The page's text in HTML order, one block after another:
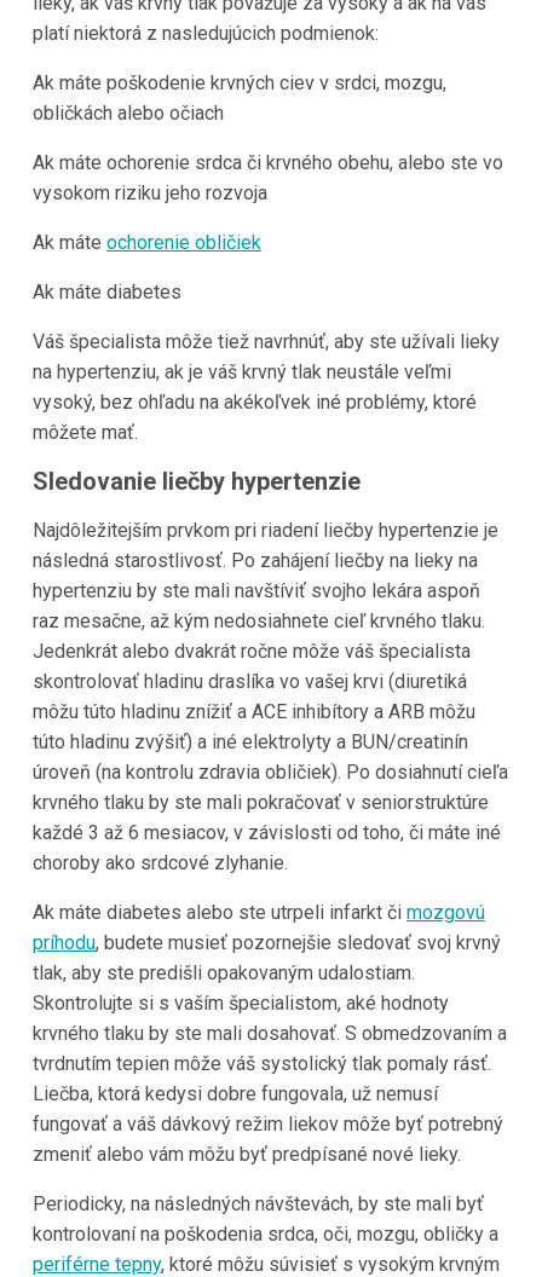
platí niektorá z nasledujúcich podmienok:
Ak máte poškodenie krvných ciev v srdci, mozgu,
obličkách alebo očiach
Ak máte ochorenie srdca či krvného obehu, alebo ste vo
vysokom riziku jeho rozvoja
Ak máte ochorenie obličiek
Ak máte diabetes
Váš špecialista môže tiež navrhnúť, aby ste užívali lieky
na hypertenziu, ak je váš krvný tlak neustále veľmi
vysoký, bez ohľadu na akékoľvek iné problémy, ktoré
môžete mať.
Sledovanie liečby hypertenzie
Najdôležitejším prvkom pri riadení liečby hypertenzie je
následná starostlivosť. Po zahájení liečby na lieky na
hypertenziu by ste mali navštíviť svojho lekára aspoň
raz mesačne, až kým nedosiahnete cieľ krvného tlaku.
Jedenkrát alebo dvakrát ročne môže váš špecialista
skontrolovať hladinu draslíka vo vašej krvi (diuretiká
môžu túto hladinu znížiť a ACE inhibítory a ARB môžu
túto hladinu zvýšiť) a iné elektrolyty a BUN/creatinín
úroveň (na kontrolu zdravia obličiek). Po dosiahnutí cieľa
krvného tlaku by ste mali pokračovať v seniorstruktúre
každé 3 až 6 mesiacov, v závislosti od toho, či máte iné
choroby ako srdcové zlyhanie.
Ak máte diabetes alebo ste utrpeli infarkt či mozgovú
príhodu, budete musieť pozornejšie sledovať svoj krvný
tlak, aby ste predišli opakovaným udalostiam.
Skontrolujte si s vaším špecialistom, aké hodnoty
krvného tlaku by ste mali dosahovať. S obmedzovaním a
tvrdnutím tepien môže váš systolický tlak pomaly rásť.
Liečba, ktorá kedysi dobre fungovala, už nemusí
fungovať a váš dávkový režim liekov môže byť potrebný
zmeniť alebo vám môžu byť predpísané nové lieky.
Periodicky, na následných návštevách, by ste mali byť
kontrolovaní na poškodenia srdca, oči, mozgu, obličky a
periférne tepny, ktoré môžu súvisieť s vysokým krvným